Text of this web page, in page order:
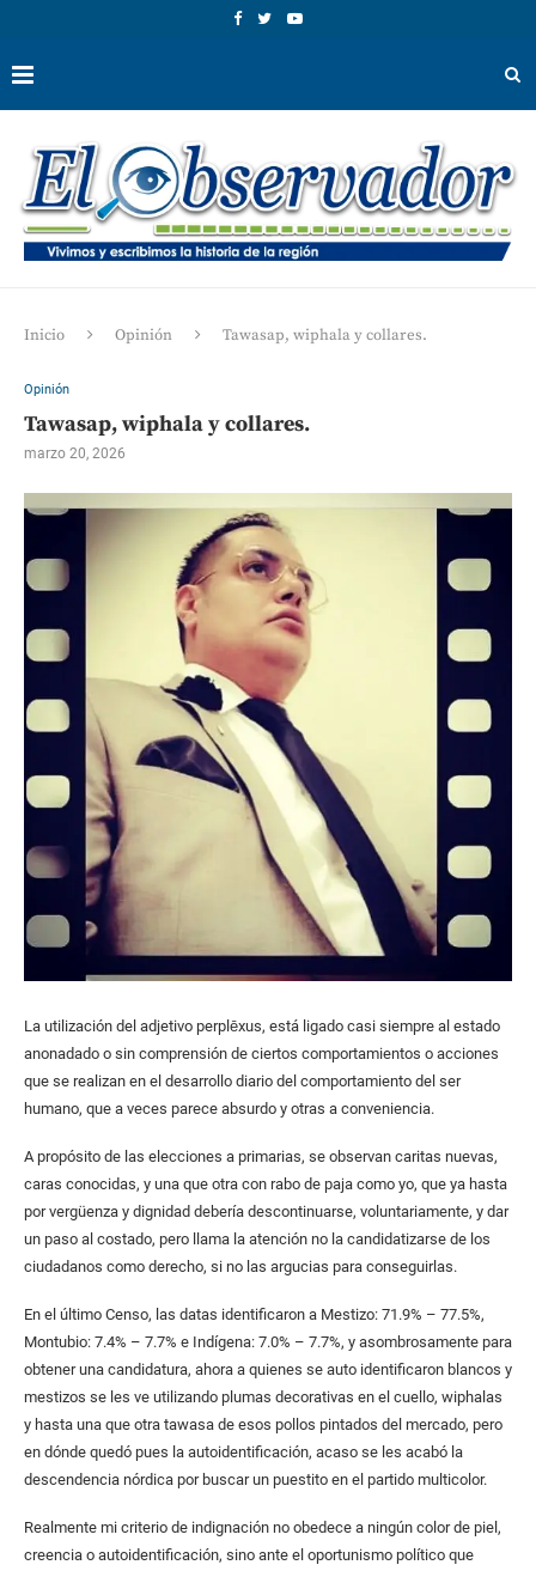
Inicio Opinión Tawasap, wiphala y collares.
Opinión
Tawasap, wiphala y collares.
marzo 20, 2026
La utilización del adjetivo perplēxus, está ligado casi siempre al estado
anonadado o sin comprensión de ciertos comportamientos o acciones
que se realizan en el desarrollo diario del comportamiento del ser
humano, que a veces parece absurdo y otras a conveniencia.
A propósito de las elecciones a primarias, se observan caritas nuevas,
caras conocidas, y una que otra con rabo de paja como yo, que ya hasta
por vergüenza y dignidad debería descontinuarse, voluntariamente, y dar
un paso al costado, pero llama la atención no la candidatizarse de los
ciudadanos como derecho, si no las argucias para conseguirlas.
En el último Censo, las datas identificaron a Mestizo: 71.9% – 77.5%,
Montubio: 7.4% – 7.7% e Indígena: 7.0% – 7.7%, y asombrosamente para
obtener una candidatura, ahora a quienes se auto identificaron blancos y
mestizos se les ve utilizando plumas decorativas en el cuello, wiphalas
y hasta una que otra tawasa de esos pollos pintados del mercado, pero
en dónde quedó pues la autoidentificación, acaso se les acabó la
descendencia nórdica por buscar un puestito en el partido multicolor.
Realmente mi criterio de indignación no obedece a ningún color de piel,
creencia o autoidentificación, sino ante el oportunismo político que